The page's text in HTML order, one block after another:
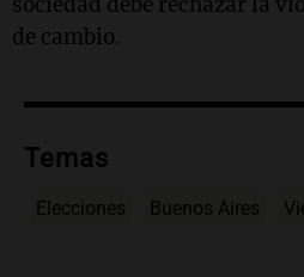
de cambio.
Temas
Elecciones Buenos Aires